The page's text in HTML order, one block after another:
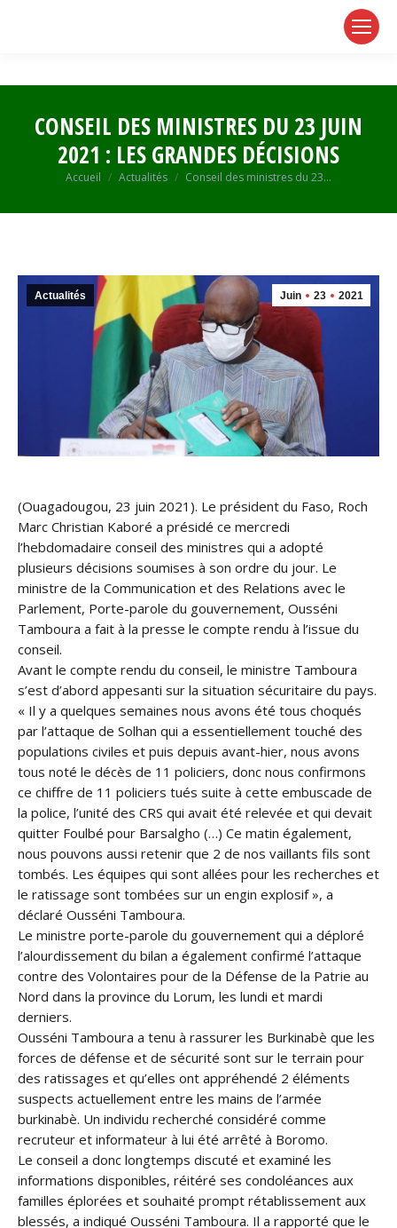
CONSEIL DES MINISTRES DU 23 JUIN
2021 : LES GRANDES DÉCISIONS
Vous êtes ici :
Accueil Actualités Conseil des ministres du 23…
Juin 23 2021
Actualités
(Ouagadougou, 23 juin 2021). Le président du Faso, Roch
Marc Christian Kaboré a présidé ce mercredi
l’hebdomadaire conseil des ministres qui a adopté
plusieurs décisions soumises à son ordre du jour. Le
ministre de la Communication et des Relations avec le
Parlement, Porte-parole du gouvernement, Ousséni
Tamboura a fait à la presse le compte rendu à l’issue du
conseil.
Avant le compte rendu du conseil, le ministre Tamboura
s’est d’abord appesanti sur la situation sécuritaire du pays.
« Il y a quelques semaines nous avons été tous choqués
par l’attaque de Solhan qui a essentiellement touché des
populations civiles et puis depuis avant-hier, nous avons
tous noté le décès de 11 policiers, donc nous confirmons
ce chiffre de 11 policiers tués suite à cette embuscade de
la police, l’unité des CRS qui avait été relevée et qui devait
quitter Foulbé pour Barsalgho (…) Ce matin également,
nous pouvons aussi retenir que 2 de nos vaillants fils sont
tombés. Les équipes qui sont allées pour les recherches et
le ratissage sont tombées sur un engin explosif », a
déclaré Ousséni Tamboura.
Le ministre porte-parole du gouvernement qui a déploré
l’alourdissement du bilan a également confirmé l’attaque
contre des Volontaires pour de la Défense de la Patrie au
Nord dans la province du Lorum, les lundi et mardi
derniers.
Ousséni Tamboura a tenu à rassurer les Burkinabè que les
forces de défense et de sécurité sont sur le terrain pour
des ratissages et qu’elles ont appréhendé 2 éléments
suspects actuellement entre les mains de l’armée
burkinabè. Un individu recherché considéré comme
recruteur et informateur à lui été arrêté à Boromo.
Le conseil a donc longtemps discuté et examiné les
informations disponibles, réitéré ses condoléances aux
familles éplorées et souhaité prompt rétablissement aux
blessés, a indiqué Ousséni Tamboura. Il a rapporté que le